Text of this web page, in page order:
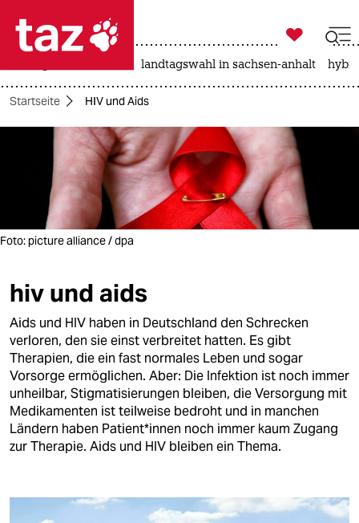
 taz zahl ich
taz zahl ich
themen
politik
gesellschaft
kultur
sport
berlin
nord
wahrheit
verlag

taz zahl ich
landtagswahl in sachsen-anhalt
Startseite HIV und Aids
Foto: picture alliance / dpa
hiv und aids
Aids und HIV haben in Deutschland den Schrecken
verloren, den sie einst verbreitet hatten. Es gibt
Therapien, die ein fast normales Leben und sogar
Vorsorge ermöglichen. Aber: Die Infektion ist noch immer
unheilbar, Stigmatisierungen bleiben, die Versorgung mit
Medikamenten ist teilweise bedroht und in manchen
Ländern haben Pa­ti­en­t*in­nen noch immer kaum Zugang
zur Therapie. Aids und HIV bleiben ein Thema.